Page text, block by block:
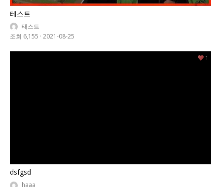
테스트
태스트
조회 6,155 · 2021-08-25
dsfgsd
haaa
1